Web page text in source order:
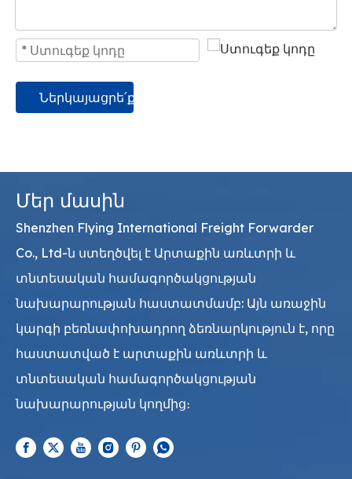
Ներկայացրե՛ք
Մեր մասին
Shenzhen Flying International Freight Forwarder
Co., Ltd-ն ստեղծվել է Արտաքին առևտրի և
տնտեսական համագործակցության
նախարարության հաստատմամբ: Այն առաջին
կարգի բեռնափոխադրող ձեռնարկություն է, որը
հաստատված է արտաքին առևտրի և
տնտեսական համագործակցության
նախարարության կողմից։